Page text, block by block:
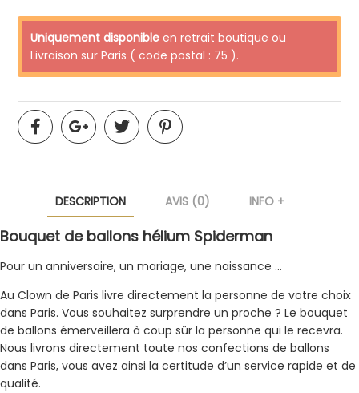
Uniquement disponible en retrait boutique ou
Livraison sur Paris ( code postal : 75 ).
DESCRIPTION AVIS (0) INFO +
Bouquet de ballons hélium Spiderman
Pour un anniversaire, un mariage, une naissance …
Au Clown de Paris livre directement la personne de votre choix
dans Paris. Vous souhaitez surprendre un proche ? Le bouquet
de ballons émerveillera à coup sûr la personne qui le recevra.
Nous livrons directement toute nos confections de ballons
dans Paris, vous avez ainsi la certitude d’un service rapide et de
qualité.